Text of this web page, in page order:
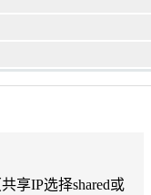
享IP选择shared或